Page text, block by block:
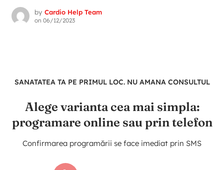
by Cardio Help Team
on 06/12/2023
SANATATEA TA PE PRIMUL LOC. NU AMANA CONSULTUL
Alege varianta cea mai simpla:
programare online sau prin telefon
Confirmarea programării se face imediat prin SMS